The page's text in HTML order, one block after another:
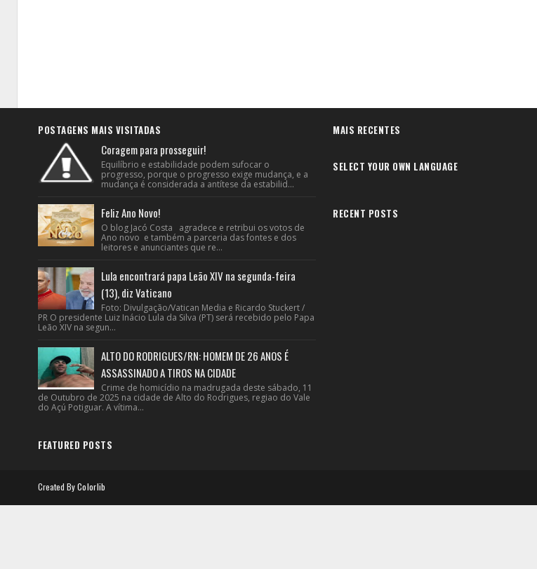
POSTAGENS MAIS VISITADAS
Coragem para prosseguir!
Equilíbrio e estabilidade podem sufocar o
progresso, porque o progresso exige mudança, e a
mudança é considerada a antítese da estabilid...
Feliz Ano Novo!
O blog Jacó Costa agradece e retribui os votos de
Ano novo e também a parceria das fontes e dos
leitores e anunciantes que re...
Lula encontrará papa Leão XIV na segunda-feira
(13), diz Vaticano
Foto: Divulgação/Vatican Media e Ricardo Stuckert /
PR O presidente Luiz Inácio Lula da Silva (PT) será recebido pelo Papa
Leão XIV na segun...
ALTO DO RODRIGUES/RN: HOMEM DE 26 ANOS É
ASSASSINADO A TIROS NA CIDADE
Crime de homicídio na madrugada deste sábado, 11
de Outubro de 2025 na cidade de Alto do Rodrigues, regiao do Vale
do Açú Potiguar. A vítima...
FEATURED POSTS
MAIS RECENTES
SELECT YOUR OWN LANGUAGE
RECENT POSTS
Created ByColorlib